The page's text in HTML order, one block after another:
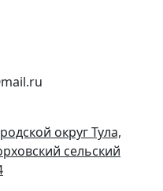
округ Тула,
сельский